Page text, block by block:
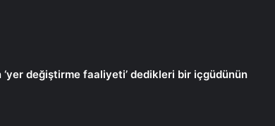
‘yer değiştirme faaliyeti’ dedikleri bir içgüdünün